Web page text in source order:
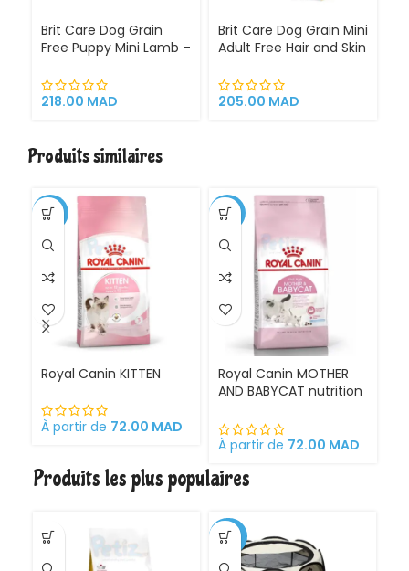
Brit Care Dog Grain
Free Puppy Mini Lamb –
céréales pour chiots
de très petite race et
218.00 MAD
Brit Care Dog Grain Mini
Adult Free Hair and Skin
205.00 MAD
Produits similaires
-1%
Royal Canin KITTEN
À partir de 72.00 MAD
-11%
Royal Canin MOTHER
AND BABYCAT nutrition
et ses chatons
Croquettes pour
gestantes/allaitantes
À partir de 72.00 MAD
Produits les plus populaires
-30%